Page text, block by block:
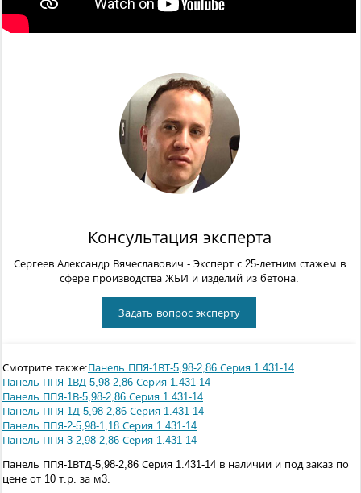
Консультация эксперта
Сергеев Александр Вячеславович - Эксперт с 25-летним стажем в
сфере производства ЖБИ и изделий из бетона.
Задать вопрос эксперту
Смотрите также:Панель ППЯ-1ВТ-5,98-2,86 Серия 1.431-14
Панель ППЯ-1ВД-5,98-2,86 Серия 1.431-14
Панель ППЯ-1В-5,98-2,86 Серия 1.431-14
Панель ППЯ-1Д-5,98-2,86 Серия 1.431-14
Панель ППЯ-2-5,98-1,18 Серия 1.431-14
Панель ППЯ-3-2,98-2,86 Серия 1.431-14
Панель ППЯ-1ВТД-5,98-2,86 Серия 1.431-14 в наличии и под заказ по
цене от 10 т.р. за м3.